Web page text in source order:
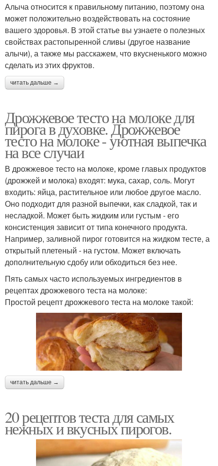
Алыча относится к правильному питанию, поэтому она
может положительно воздействовать на состояние
вашего здоровья. В этой статье вы узнаете о полезных
свойствах растопыренной сливы (другое название
алычи), а также мы расскажем, что вкусненького можно
сделать из этих фруктов.
читать дальше →
Дрожжевое тесто на молоке для
пирога в духовке. Дрожжевое
тесто на молоке - уютная выпечка
на все случаи
В дрожжевое тесто на молоке, кроме главых продуктов
(дрожжей и молока) входят: мука, сахар, соль. Могут
входить: яйца, растительное или любое другое масло.
Оно подходит для разной выпечки, как сладкой, так и
несладкой. Может быть жидким или густым - его
консистенция зависит от типа конечного продукта.
Например, заливной пирог готовится на жидком тесте, а
открытый плетеный - на густом. Может включать
дополнительную сдобу или обходиться без нее.
Пять самых часто используемых ингредиентов в
рецептах дрожжевого теста на молоке:
Простой рецепт дрожжевого теста на молоке такой:
читать дальше →
20 рецептов теста для самых
нежных и вкусных пирогов.